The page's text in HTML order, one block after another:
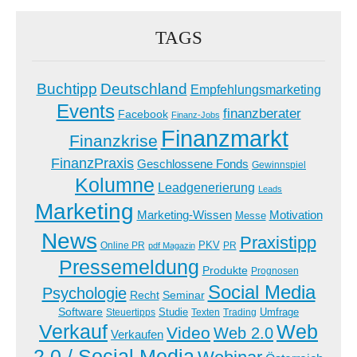
TAGS
Buchtipp Deutschland Empfehlungsmarketing
Events Facebook Finanz-Jobs finanzberater
Finanzkrise Finanzmarkt
FinanzPraxis Geschlossene Fonds Gewinnspiel
Kolumne Leadgenerierung Leads
Marketing Marketing-Wissen Messe Motivation
News Online PR pdf Magazin PKV PR Praxistipp
Pressemeldung Produkte Prognosen
Psychologie Recht Seminar Social Media
Software Steuertipps Studie Texten Trading Umfrage
Verkauf Verkaufen Video Web 2.0Web